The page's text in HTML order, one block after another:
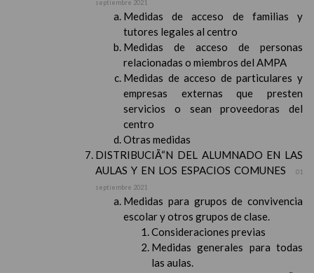
septiembre 2021
Medidas de acceso de familias y
tutores legales al centro
Medidas de acceso de personas
relacionadas o miembros del AMPA
Medidas de acceso de particulares y
empresas externas que presten
servicios o sean proveedoras del
centro
Otras medidas
DISTRIBUCIÃ“N DEL ALUMNADO EN LAS
AULAS Y EN LOS ESPACIOS COMUNES
01
septiembre 2021
Medidas para grupos de convivencia
escolar y otros grupos de clase.
Consideraciones previas
Medidas generales para todas
las aulas.